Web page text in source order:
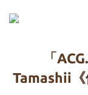
「
Tamashii《